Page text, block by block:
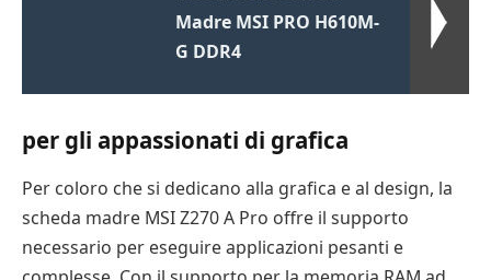
Madre MSI PRO H610M-
G DDR4
per gli appassionati di grafica
Per coloro che si dedicano alla grafica e al design, la
scheda madre MSI Z270 A Pro offre il supporto
necessario per eseguire applicazioni pesanti e